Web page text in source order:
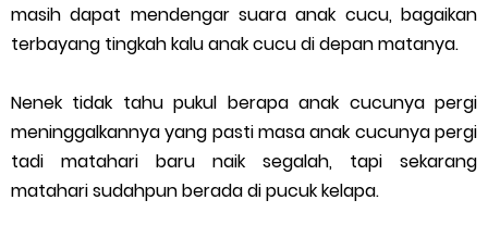
masih dapat mendengar suara anak cucu, bagaikan
terbayang tingkah kalu anak cucu di depan matanya.
Nenek tidak tahu pukul berapa anak cucunya pergi
meninggalkannya yang pasti masa anak cucunya pergi
tadi matahari baru naik segalah, tapi sekarang
matahari sudahpun berada di pucuk kelapa.